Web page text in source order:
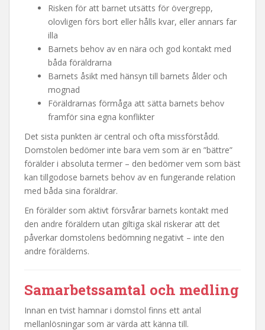
Risken för att barnet utsätts för övergrepp,
olovligen förs bort eller hålls kvar, eller annars far
illa
Barnets behov av en nära och god kontakt med
båda föräldrarna
Barnets åsikt med hänsyn till barnets ålder och
mognad
Föräldrarnas förmåga att sätta barnets behov
framför sina egna konflikter
Det sista punkten är central och ofta missförstådd.
Domstolen bedömer inte bara vem som är en ”bättre”
förälder i absoluta termer – den bedömer vem som bäst
kan tillgodose barnets behov av en fungerande relation
med båda sina föräldrar.
En förälder som aktivt försvårar barnets kontakt med
den andre föräldern utan giltiga skäl riskerar att det
påverkar domstolens bedömning negativt – inte den
andre förälderns.
Samarbetssamtal och medling
Innan en tvist hamnar i domstol finns ett antal
mellanlösningar som är värda att känna till.